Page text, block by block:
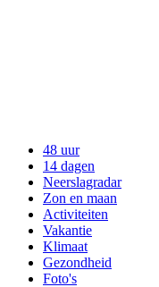
48 uur
14 dagen
Neerslagradar
Zon en maan
Activiteiten
Vakantie
Klimaat
Gezondheid
Foto's